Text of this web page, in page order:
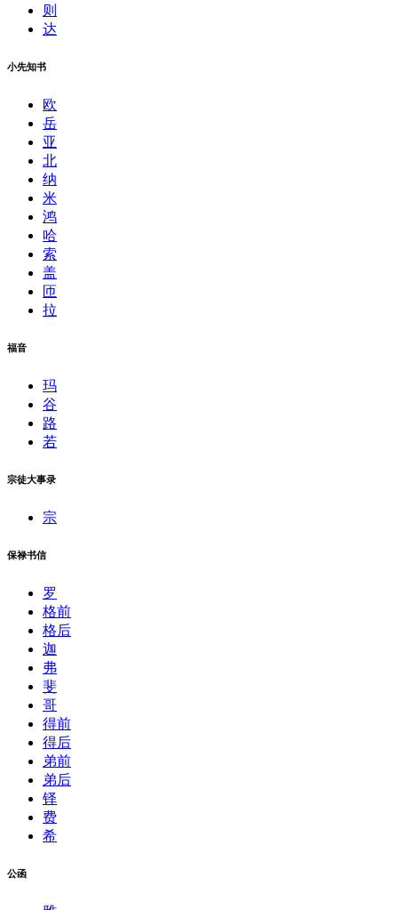
则
达
小先知书
欧
岳
亚
北
纳
米
鸿
哈
索
盖
匝
拉
福音
玛
谷
路
若
宗徒大事录
宗
保禄书信
罗
格前
格后
迦
弗
斐
哥
得前
得后
弟前
弟后
铎
费
希
公函